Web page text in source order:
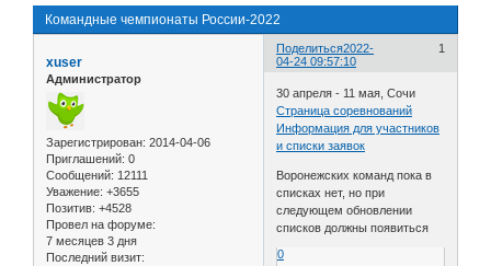
Командные чемпионаты России-2022
Поделиться 1
2022-
04-24 09:57:10
xuser
Администратор
Зарегистрирован: 2014-04-06
Приглашений: 0
Сообщений: 12111
Уважение: +3655
Позитив: +4528
Провел на форуме:
7 месяцев 3 дня
Последний визит:
30 апреля - 11 мая, Сочи
Страница соревнований
Информация для участников
и списки заявок
Воронежских команд пока в
списках нет, но при
следующем обновлении
списков должны появиться
0